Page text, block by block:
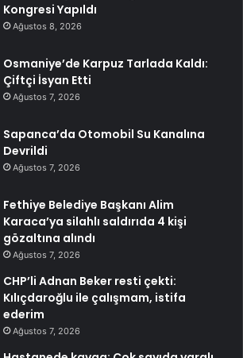
Kongresi Yapıldı
Ağustos 8, 2026
Osmaniye’de Karpuz Tarlada Kaldı:
Çiftçi İsyan Etti
Ağustos 7, 2026
Sapanca’da Otomobil Su Kanalına
Devrildi
Ağustos 7, 2026
Fethiye Belediye Başkanı Alim
Karaca’ya silahlı saldırıda 4 kişi
gözaltına alındı
Ağustos 7, 2026
CHP’li Adnan Beker resti çekti:
Kılıçdaroğlu ile çalışmam, istifa
ederim
Ağustos 7, 2026